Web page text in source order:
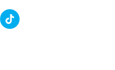
T
i
k